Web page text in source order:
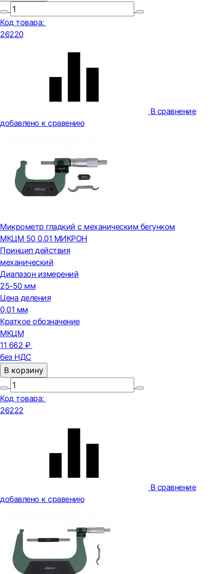
Код товара:
26220
В сравнение
добавлено к сравению
Микрометр гладкий с механическим бегунком
МКЦМ 50 0.01 МИКРОН
Принцип действия
механический
Диапазон измерений
25-50 мм
Цена деления
0,01 мм
Краткое обозначение
МКЦМ
11 662 ₽
без НДС
В корзину
Код товара:
26222
В сравнение
добавлено к сравению